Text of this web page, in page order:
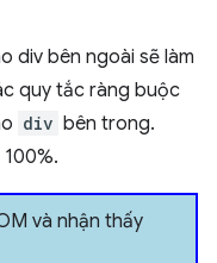
div bên ngoài sẽ làm
quy tắc ràng buộc
div bên trong.
và nhận thấy